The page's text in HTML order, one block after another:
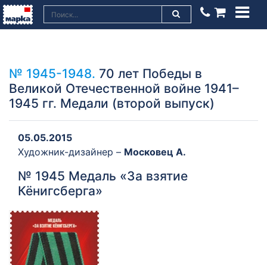
№ 1945-1948. 70 лет Победы в
Великой Отечественной войне 1941–
1945 гг. Медали (второй выпуск)
05.05.2015
Художник-дизайнер – Московец А.
№ 1945 Медаль «За взятие
Кёнигсберга»